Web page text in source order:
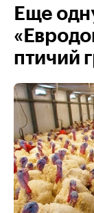
Еще
птичий